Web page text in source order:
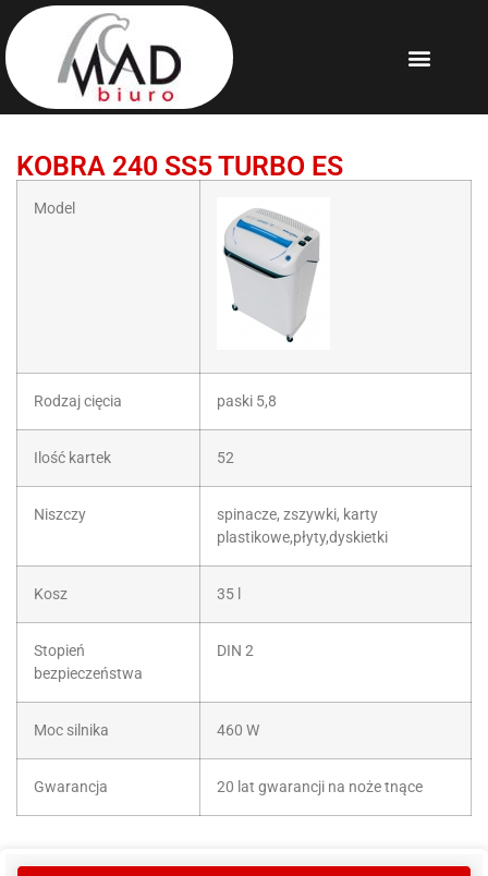
KOBRA 240 SS5 TURBO ES
Model
Rodzaj cięcia paski 5,8
Ilość kartek 52
Niszczy
spinacze, zszywki, karty
plastikowe,płyty,dyskietki
Kosz 35 l
Stopień
bezpieczeństwa
DIN 2
Moc silnika 460 W
Gwarancja 20 lat gwarancji na noże tnące